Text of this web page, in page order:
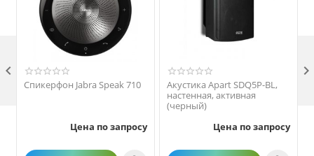
Спикерфон Jabra Speak 710
Цена по запросу
Акустика Apart SDQ5P-BL,
настенная, активная
(черный)
Цена по запросу
 